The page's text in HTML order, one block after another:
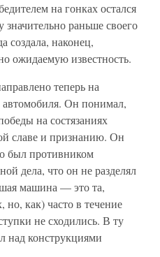
на гонках остался
раньше своего
создала, наконец,
ожидаемую известность.
теперь на
автомобиля. Он понимал,
на состязаниях
славе и признанию. Он
был противником
дела, что он не разделял
машина — это та,
но, как) часто в течение
не сходились. В ту
над конструкциями